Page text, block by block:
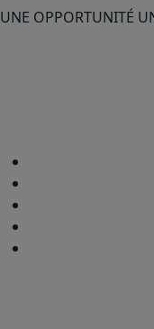
UNE OPPORTUNITÉ